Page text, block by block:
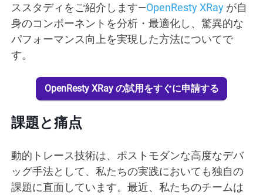
ススタディをご紹介します—OpenResty XRay が自
身のコンポーネントを分析・最適化し、驚異的な
パフォーマンス向上を実現した方法についてで
す。
OpenResty XRay の試用をすぐに申請する
課題と痛点
動的トレース技術は、ポストモダンな高度なデバ
ッグ手法として、私たちの実践においても独自の
課題に直面しています。最近、私たちのチームは